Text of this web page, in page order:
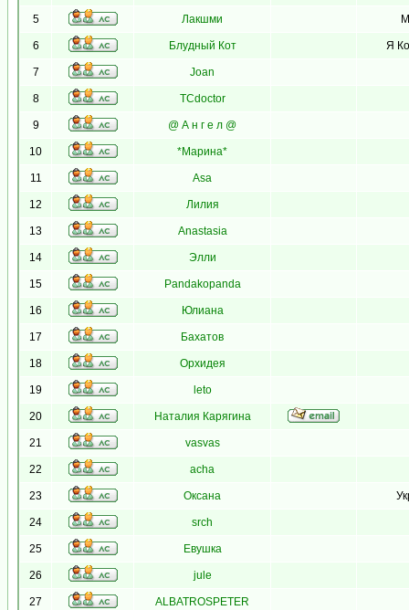
5 Лакшми
6 Блудный Кот Я
7 Joan
8 TCdoctor
9 @ А н г е л @
10 *Марина*
11 Asa
12 Лилия
13 Anastasia
14 Элли
15 Pandakopanda
16 Юлиана
17 Бахатов
18 Орхидея
19 leto
20 Наталия Карягина
21 vasvas
22 acha
23 Оксана
24 srch
25 Евушка
26 jule
27 ALBATROSPETER